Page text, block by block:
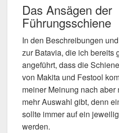
Das Ansägen der
Führungsschiene
In den Beschreibungen
zur Batavia, die ich bereits
angeführt, dass die
von Makita und Festool
meiner Meinung nach aber
mehr Auswahl gibt, denn
sollte immer auf ein
werden.